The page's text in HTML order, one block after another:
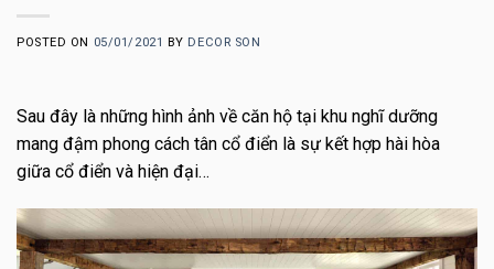
POSTED ON 05/01/2021 BY DECOR SON
Sau đây là những hình ảnh về căn hộ tại khu nghĩ dưỡng
mang đậm phong cách tân cổ điển là sự kết hợp hài hòa
giữa cổ điển và hiện đại…